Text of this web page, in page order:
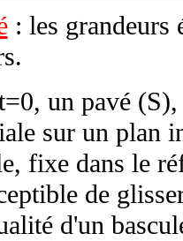
: les grandeurs
un pavé (S),
sur un plan
fixe dans le
de
d'un